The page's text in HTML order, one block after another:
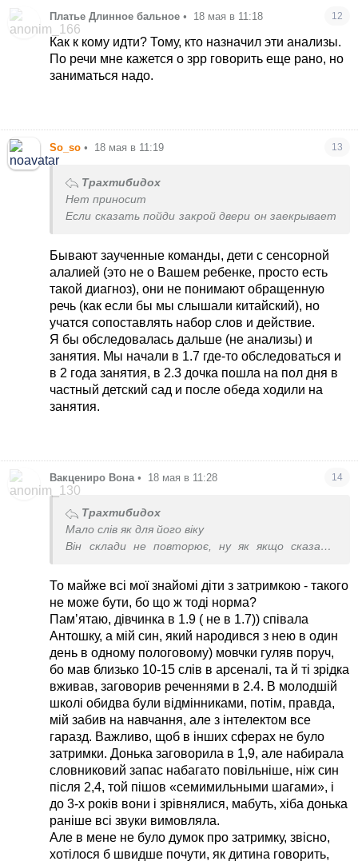
Платье Длинное бальное • 18 мая в 11:18 12
Как к кому идти? Тому, кто назначил эти анализы.
По речи мне кажется о зрр говорить еще рано, но
заниматься надо.
So_so • 18 мая в 11:19 13
Трахтибидох
Нет приносит
Если сказать пойди закрой двери он заекрывает
Бывают заученные команды, дети с сенсорной
алалией (это не о Вашем ребенке, просто есть
такой диагноз), они не понимают обращенную
речь (как если бы мы слышали китайский), но
учатся сопоставлять набор слов и действие.
Я бы обследовалась дальше (не анализы) и
занятия. Мы начали в 1.7 где-то обследоваться и
в 2 года занятия, в 2.3 дочка пошла на пол дня в
частный детский сад и после обеда ходили на
занятия.
Вакцениро Вона • 18 мая в 11:28 14
Трахтибидох
Мало слів як для його віку
Він склади не повторює, ну як якщо сказати
каже як гуска робить
Якщо наприклад сказати скажи дай то він не
говорить. Буває проскакує дя…
Прям складів всіх не має точно
То майже всі мої знайомі діти з затримкою - такого
не може бути, бо що ж тоді норма?
Памʼятаю, дівчинка в 1.9 ( не в 1.7)) співала
Антошку, а мій син, який народився з нею в один
день в одному пологовому) мовчки гуляв поруч,
бо мав близько 10-15 слів в арсеналі, та й ті зрідка
вживав, заговорив реченнями в 2.4. В молодшій
школі обидва були відмінниками, потім, правда,
мій забив на навчання, але з інтелектом все
гаразд. Важливо, щоб в інших сферах не було
затримки. Донька заговорила в 1,9, але набирала
словниковий запас набагато повільніше, ніж син
після 2,4, той пішов «семимильными шагами», і
до 3-х років вони і зрівнялися, мабуть, хіба донька
раніше всі звуки вимовляла.
Але в мене не було думок про затримку, звісно,
хотілося б швидше почути, як дитина говорить,